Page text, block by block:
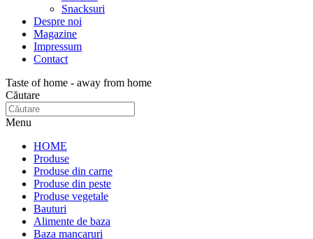
Snacksuri
Despre noi
Magazine
Impressum
Contact
Taste of home - away from home
Căutare
Menu
HOME
Produse
Produse din carne
Produse din peste
Produse vegetale
Bauturi
Alimente de baza
Baza mancaruri